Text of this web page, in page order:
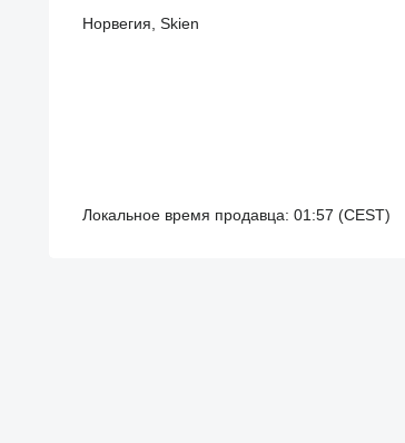
Норвегия, Skien
Локальное время продавца: 01:57 (CEST)